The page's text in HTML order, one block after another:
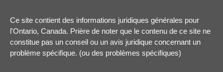
Ce site contient des informations juridiques générales pour
l'Ontario, Canada. Prière de noter que le contenu de ce site ne
constitue pas un conseil ou un avis juridique concernant un
problème spécifique. (ou des problèmes spécifiques)